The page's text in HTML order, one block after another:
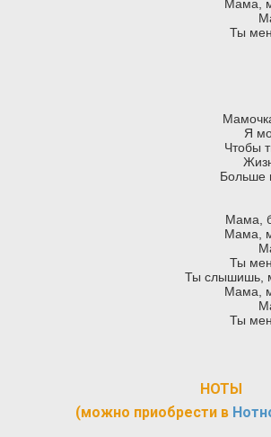
Мама,
Ты
Я
Чтобы
Жизнь
Больше
Мама,
Мама,
Ты
Ты слышишь,
Мама,
Ты
НОТЫ
(можно приобрести в